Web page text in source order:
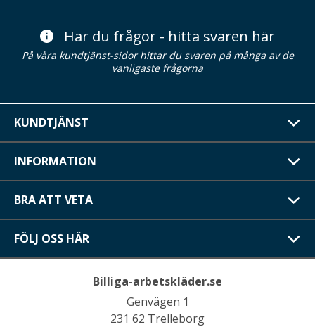
Har du frågor - hitta svaren här
På våra kundtjänst-sidor hittar du svaren på många av de
vanligaste frågorna
KUNDTJÄNST
INFORMATION
BRA ATT VETA
FÖLJ OSS HÄR
Billiga-arbetskläder.se
Genvägen 1
231 62 Trelleborg